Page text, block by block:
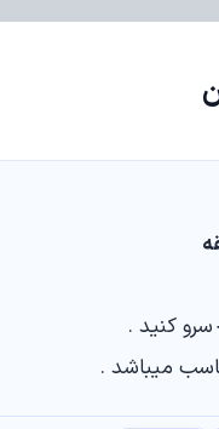
سرو کنید .
میباشد .